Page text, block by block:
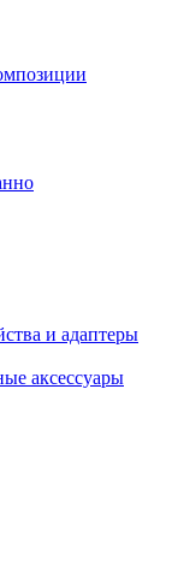
и адаптеры
аксессуары